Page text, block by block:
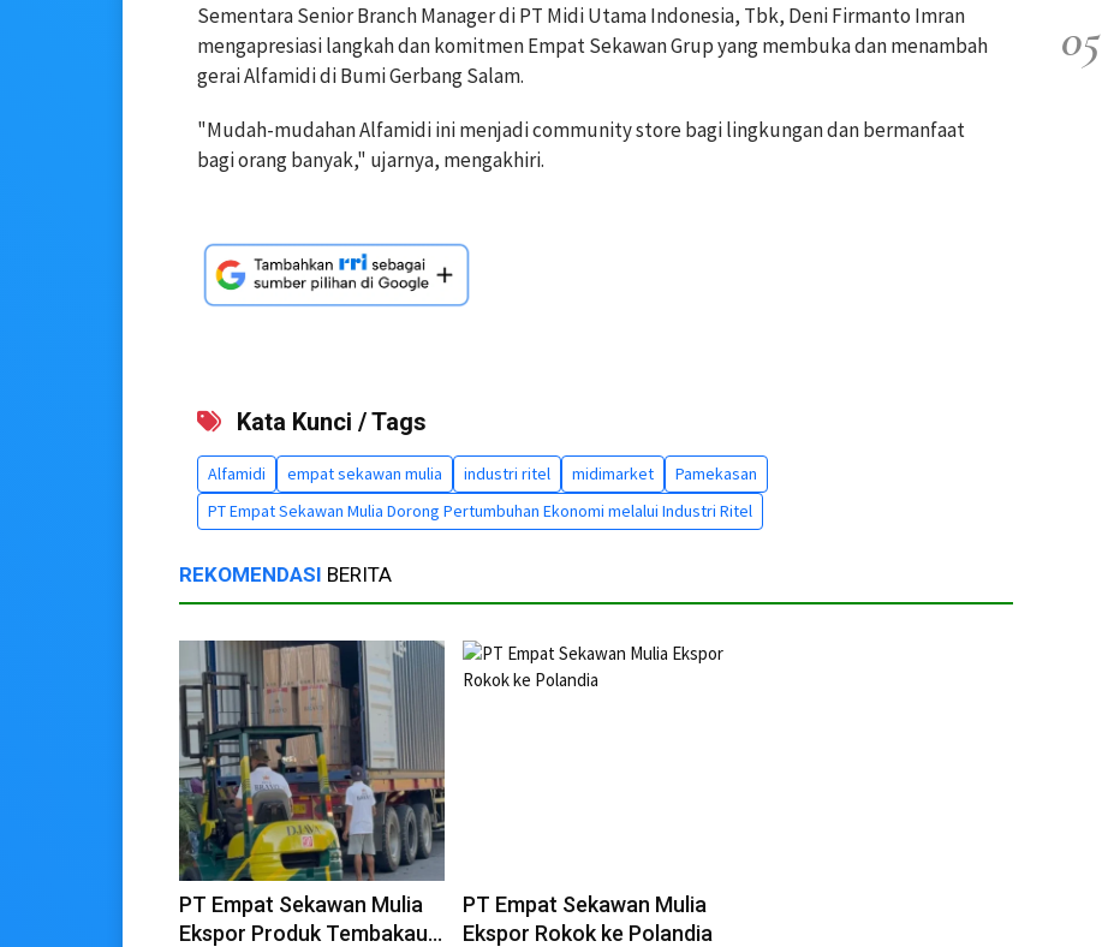
Sementara Senior Branch Manager di PT Midi Utama Indonesia, Tbk, Deni Firmanto Imran
mengapresiasi langkah dan komitmen Empat Sekawan Grup yang membuka dan menambah
gerai Alfamidi di Bumi Gerbang Salam.
"Mudah-mudahan Alfamidi ini menjadi community store bagi lingkungan dan bermanfaat
bagi orang banyak," ujarnya, mengakhiri.
Kata Kunci / Tags
Alfamidi empat sekawan mulia industri ritel midimarket
Pamekasan
PT Empat Sekawan Mulia Dorong Pertumbuhan Ekonomi melalui Industri Ritel
REKOMENDASI BERITA
PT Empat Sekawan Mulia
Ekspor Produk Tembakau
PT Empat Sekawan Mulia
Ekspor Rokok ke Polandia
05